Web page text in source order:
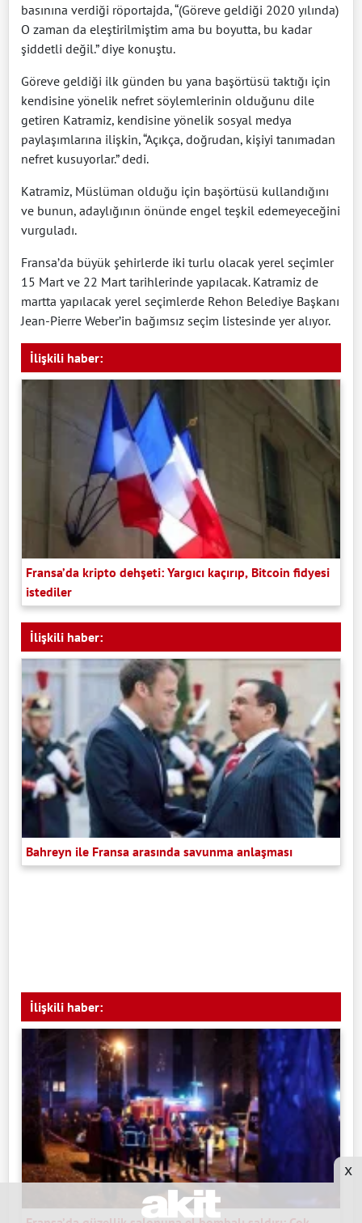
basınına verdiği röportajda, “(Göreve geldiği 2020 yılında)
O zaman da eleştirilmiştim ama bu boyutta, bu kadar
şiddetli değil.” diye konuştu.
Göreve geldiği ilk günden bu yana başörtüsü taktığı için
kendisine yönelik nefret söylemlerinin olduğunu dile
getiren Katramiz, kendisine yönelik sosyal medya
paylaşımlarına ilişkin, “Açıkça, doğrudan, kişiyi tanımadan
nefret kusuyorlar.” dedi.
Katramiz, Müslüman olduğu için başörtüsü kullandığını
ve bunun, adaylığının önünde engel teşkil edemeyeceğini
vurguladı.
Fransa’da büyük şehirlerde iki turlu olacak yerel seçimler
15 Mart ve 22 Mart tarihlerinde yapılacak. Katramiz de
martta yapılacak yerel seçimlerde Rehon Belediye Başkanı
Jean-Pierre Weber’in bağımsız seçim listesinde yer alıyor.
İlişkili haber:
Fransa’da kripto dehşeti: Yargıcı kaçırıp, Bitcoin fidyesi
istediler
İlişkili haber:
Bahreyn ile Fransa arasında savunma anlaşması
İlişkili haber:
x